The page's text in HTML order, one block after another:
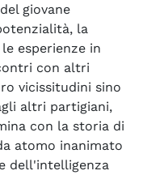
giovane
la
esperienze in
con altri
vicissitudini sino
altri partigiani,
con la storia di
atomo inanimato
dell'intelligenza